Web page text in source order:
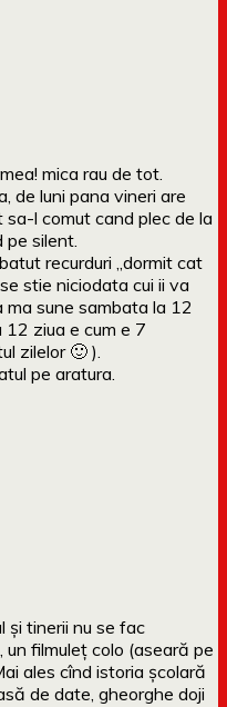
mica rau de tot.
de luni pana vineri are
sa-l comut cand plec de la
pe silent.
recurduri „dormit cat
stie niciodata cui ii va
ma sune sambata la 12
12 ziua e cum e 7
zilelor 🙂 ).
pe aratura.
și tinerii nu se fac
un filmuleț colo (aseară pe
ales cînd istoria școlară
de date, gheorghe doji